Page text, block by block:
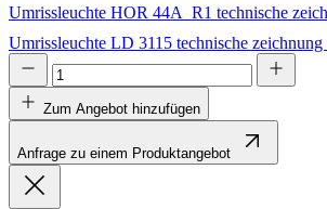
Umrissleuchte HOR 44A_R1 technische
Umrissleuchte LD 3115 technische zeichnung
Zum Angebot hinzufügen
Anfrage zu einem Produktangebot